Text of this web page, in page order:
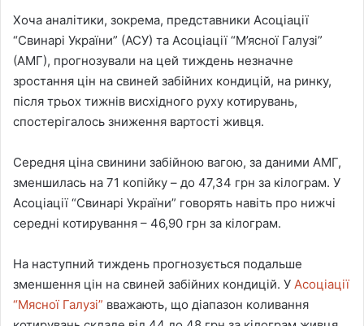
w
o
n
X
n
e
m
a
l
Хоча аналітики, зокрема, представники Асоціації
“Свинарі України” (АСУ) та Асоціації “М’ясної Галузі”
(АМГ), прогнозували на цей тиждень незначне
зростання цін на свиней забійних кондицій, на ринку,
після трьох тижнів висхідного руху котирувань,
спостерігалось зниження вартості живця.
Середня ціна свинини забійною вагою, за даними АМГ,
зменшилась на 71 копійку – до 47,34 грн за кілограм. У
Асоціації “Свинарі України” говорять навіть про нижчі
середні котирування – 46,90 грн за кілограм.
На наступний тиждень прогнозується подальше
зменшення цін на свиней забійних кондицій. У Асоціації
“Мясної Галузі” вважають, що діапазон коливання